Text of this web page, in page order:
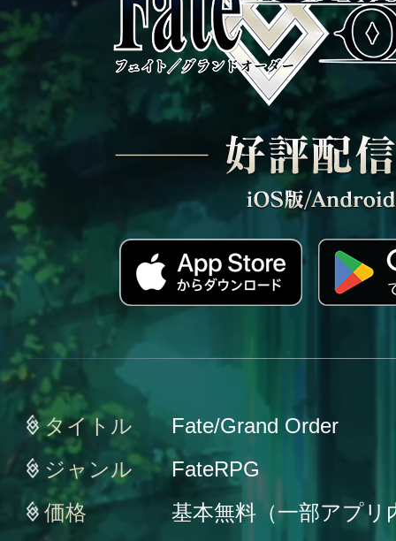
タイトル
Fate/Grand Order
ジャンル
FateRPG
価格
基本無料（一部アプリ